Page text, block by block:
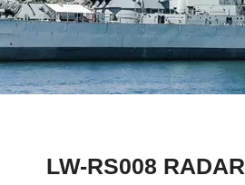
LW-RS008 RADAR